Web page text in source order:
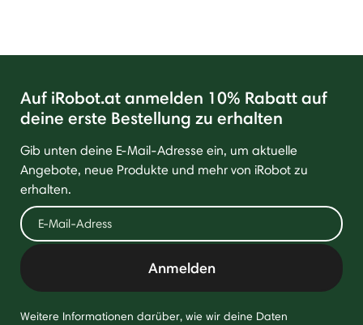
Auf iRobot.at anmelden 10% Rabatt auf
deine erste Bestellung zu erhalten
Gib unten deine E-Mail-Adresse ein, um aktuelle
Angebote, neue Produkte und mehr von iRobot zu
erhalten.
Anmelden
Weitere Informationen darüber, wie wir deine Daten